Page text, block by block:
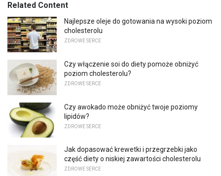
Related Content
Najlepsze oleje do gotowania na wysoki poziom
cholesterolu
ZDROWE SERCE
Czy włączenie soi do diety pomoże obniżyć
poziom cholesterolu?
ZDROWE SERCE
Czy awokado może obniżyć twoje poziomy
lipidów?
ZDROWE SERCE
Jak dopasować krewetki i przegrzebki jako
część diety o niskiej zawartości cholesterolu
ZDROWE SERCE